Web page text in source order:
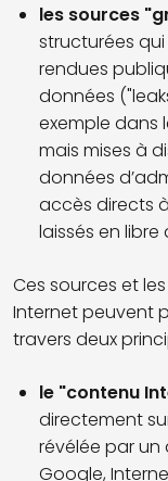
les sources
structurées
rendues
données
exemple dans
mais mises à
données
accès directs
laissés en
Ces sources et
Internet peuvent
travers deux
le "contenu
directement
révélée par
Google,